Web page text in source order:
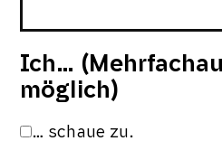
Ich…
möglich)
… schaue zu.